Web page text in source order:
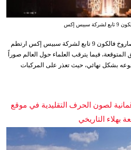
سبيس إكس
يُعتقد أن جزءاً ضخماً تائهاً من صاروخ فالكون 9 تابع لشركة سبيس إكس ارتطم
فيما يترقب العلماء حول العالم صوراً
بشكل نهائي، حيث تعذر على المركبات
لصون الحرف التقليدية في موقع
بهلاء التاريخي